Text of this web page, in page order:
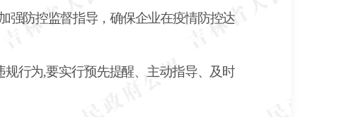
强防控监督指导，确保企业在疫情防控达
规行为,要实行预先提醒、主动指导、及时